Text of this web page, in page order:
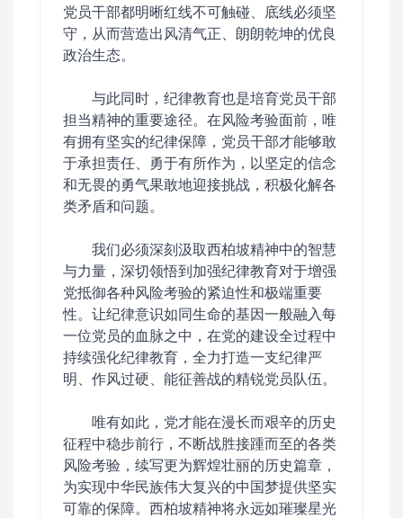
党员干部都明晰红线不可触碰、底线必须坚
守，从而营造出风清气正、朗朗乾坤的优良
政治生态。
与此同时，纪律教育也是培育党员干部
担当精神的重要途径。在风险考验面前，唯
有拥有坚实的纪律保障，党员干部才能够敢
于承担责任、勇于有所作为，以坚定的信念
和无畏的勇气果敢地迎接挑战，积极化解各
类矛盾和问题。
我们必须深刻汲取西柏坡精神中的智慧
与力量，深切领悟到加强纪律教育对于增强
党抵御各种风险考验的紧迫性和极端重要
性。让纪律意识如同生命的基因一般融入每
一位党员的血脉之中，在党的建设全过程中
持续强化纪律教育，全力打造一支纪律严
明、作风过硬、能征善战的精锐党员队伍。
唯有如此，党才能在漫长而艰辛的历史
征程中稳步前行，不断战胜接踵而至的各类
风险考验，续写更为辉煌壮丽的历史篇章，
为实现中华民族伟大复兴的中国梦提供坚实
可靠的保障。西柏坡精神将永远如璀璨星光